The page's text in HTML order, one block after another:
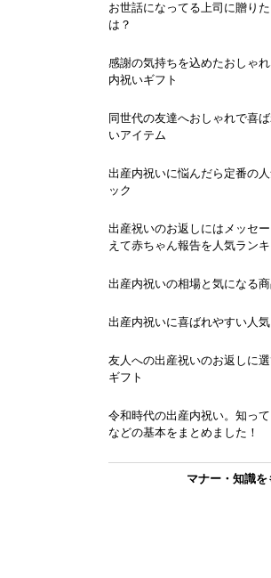
お世話になってる上司に贈り
は？
感謝の気持ちを込めたおしゃ
内祝いギフト
同世代の友達へおしゃれで喜
いアイテム
出産内祝いに悩んだら定番の
ック
出産祝いのお返しにはメッセ
えて赤ちゃん報告を人気ラン
出産内祝いの相場と気になる
出産内祝いに喜ばれやすい人
友人への出産祝いのお返しに
ギフト
令和時代の出産内祝い。知っ
などの基本をまとめました！
マナー・知識を